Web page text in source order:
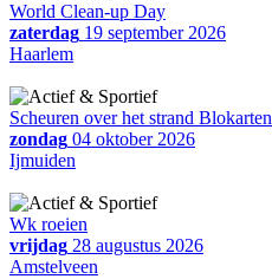
World Clean-up Day
zaterdag 19 september 2026
Haarlem
Scheuren over het strand Blokarten
zondag 04 oktober 2026
Ijmuiden
Wk roeien
vrijdag 28 augustus 2026
Amstelveen